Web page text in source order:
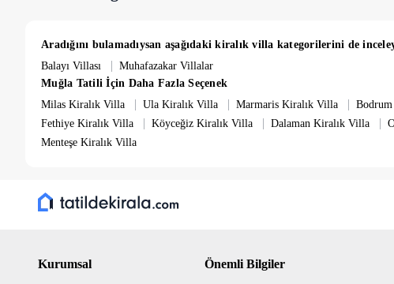
Aradığını bulamadıysan aşağıdaki kiralık villa kategorilerini de
Balayı Villası
| Muhafazakar Villalar
Muğla Tatili İçin Daha Fazla Seçenek
Milas Kiralık Villa
| Ula Kiralık Villa | Marmaris Kiralık Villa |
Fethiye Kiralık Villa | Köyceğiz Kiralık Villa | Dalaman Kiralık Villa |
Menteşe Kiralık Villa
Kurumsal Önemli Bilgiler